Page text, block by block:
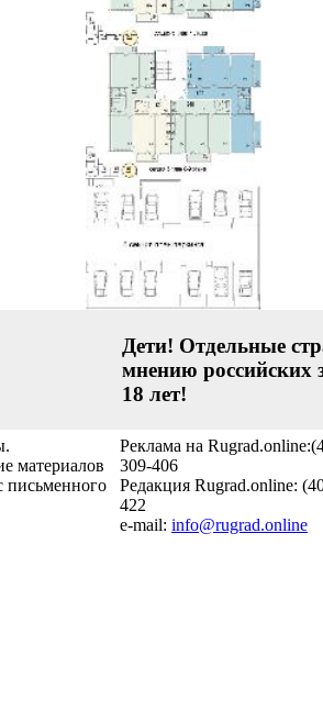
Дети! Отдельные
мнению российских
18 лет!
материалов
письменного
Реклама на
309-406
Редакция Rugrad.online:
422
e-mail: info@rugrad.online